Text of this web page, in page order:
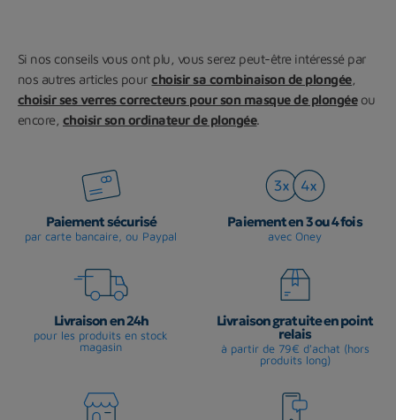
Si nos conseils vous ont plu, vous serez peut-être intéressé par
nos autres articles pourchoisir sa combinaison de plongée,
choisir ses verres correcteurs pour son masque de plongéeou
encore, choisir son ordinateur de plongée.
Paiement sécurisé
par carte bancaire, ou Paypal
Paiement en 3 ou 4 fois
avec Oney
Livraison en 24h
pour les produits en stock
magasin
Livraison gratuite en point
relais
à partir de 79€ d'achat (hors
produits long)